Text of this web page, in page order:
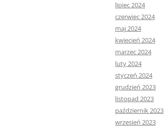
lipiec 2024
czerwiec 2024
maj 2024
kwiecień 2024
marzec 2024
luty 2024
styczeń 2024
grudzień 2023
listopad 2023
październik 2023
wrzesień 2023